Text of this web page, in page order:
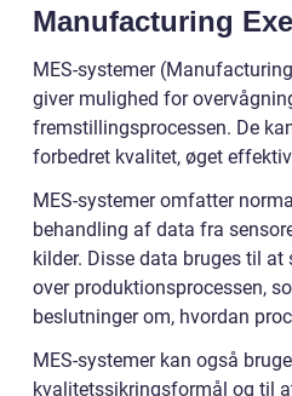
Manufacturing
MES-systemer
giver mulighed for
fremstillingsprocessen. De
forbedret kvalitet, øget
MES-systemer omfatter
behandling af data fra
kilder. Disse data bruges til
over produktionsprocessen,
beslutninger om, hvordan
MES-systemer kan også
kvalitetssikringsformål og til